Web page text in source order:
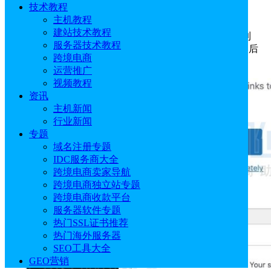
技术教程
主机教程
建站技术教程
服务器技术教程
跨境电商
运营推广
视频教程
资讯
主机新闻
行业新闻
专题
域名注册专题
IDC服务商大全
跨境电商卖家导航
跨境电商独立站专题
跨境电商收款平台
服务器软件专题
热门SSL证书推荐
热门海外服务器
SEO工具大全
GEO营销
点击访问： Rank Math官网
安装Rank Math插件的步骤比较简单。您可以先登录到
WordPress站点后台，在仪表盘中选择Plugins插件选项，然后
单击Add New添加新插件。